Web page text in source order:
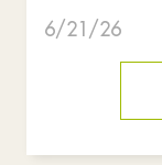
6/21/26